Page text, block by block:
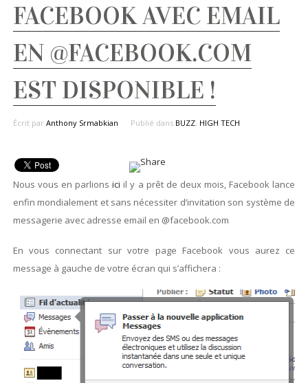
FACEBOOK AVEC EMAIL
EN @FACEBOOK.COM
EST DISPONIBLE !
Écrit par Anthony Srmabkian Publié dans BUZZ, HIGH TECH
Nous vous en parlionsici il y a prêt de deux mois, Facebook lance
enfin mondialement et sans nécessiter d’invitation son système de
messagerie avec adresse email en @facebook.com
En vous connectant sur votre page Facebook vous aurez ce
message à gauche de votre écran qui s’affichera :